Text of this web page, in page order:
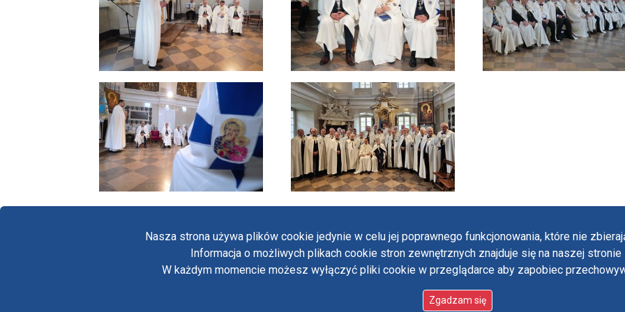
Nasza strona używa plików cookie jedynie w celu jej poprawnego funkcjonowania, które nie
Informacja o możliwych plikach cookie stron zewnętrznych znajduje się na naszej
W każdym momencie możesz wyłączyć pliki cookie w przeglądarce aby zapobiec
Zgadzam się
Copyright © Biuro Prasowe Jasnej Góry 2026/ designed by:ordigital.pl